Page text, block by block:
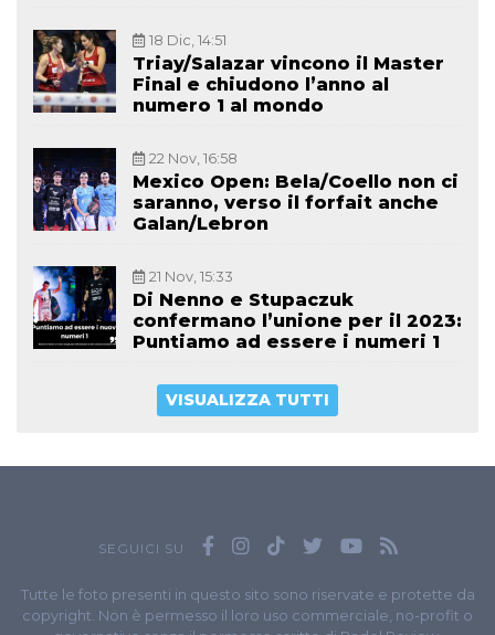
18 Dic, 14:51
Triay/Salazar vincono il Master
Final e chiudono l’anno al
numero 1 al mondo
22 Nov, 16:58
Mexico Open: Bela/Coello non ci
saranno, verso il forfait anche
Galan/Lebron
21 Nov, 15:33
Di Nenno e Stupaczuk
confermano l’unione per il 2023:
Puntiamo ad essere i numeri 1
VISUALIZZA TUTTI
SEGUICI SU
Tutte le foto presenti in questo sito sono riservate e protette da
copyright. Non è permesso il loro uso commerciale, no-profit o